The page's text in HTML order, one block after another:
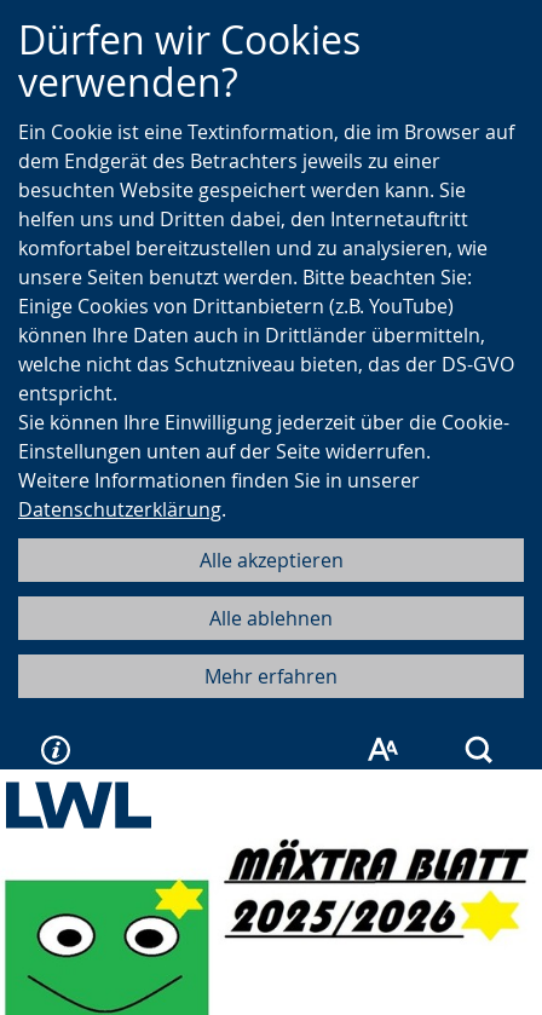
Zur
Hauptnavigation
Zur
Seitennavigation
Zum
Inhalt
Dürfen wir Cookies
verwenden?
Ein Cookie ist eine Textinformation, die im Browser auf
dem Endgerät des Betrachters jeweils zu einer
besuchten Website gespeichert werden kann. Sie
helfen uns und Dritten dabei, den Internetauftritt
komfortabel bereitzustellen und zu analysieren, wie
unsere Seiten benutzt werden. Bitte beachten Sie:
Einige Cookies von Drittanbietern (z.B. YouTube)
können Ihre Daten auch in Drittländer übermitteln,
welche nicht das Schutzniveau bieten, das der DS-GVO
entspricht.
Sie können Ihre Einwilligung jederzeit über die Cookie-
Einstellungen unten auf der Seite widerrufen.
Weitere Informationen finden Sie in unserer
Datenschutzerklärung.
Alle akzeptieren
Alle ablehnen
Mehr erfahren